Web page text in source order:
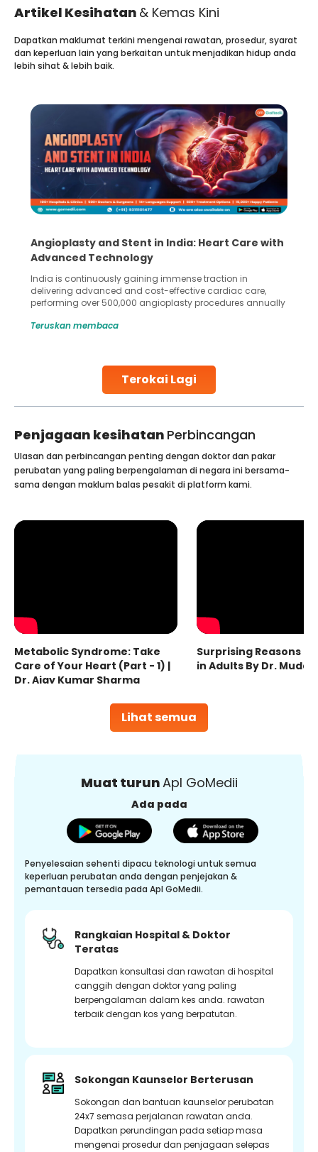
Artikel Kesihatan & Kemas Kini
Terokai Lagi
Dapatkan maklumat terkini mengenai rawatan, prosedur, syarat
dan keperluan lain yang berkaitan untuk menjadikan hidup anda
lebih sihat & lebih baik.
in India: Heart Care with
immense traction in
cost-effective cardiac care,
angioplasty procedures annually
like angioplasty and
5 Essential Steps for
Human sperm collection
in advanced reproductive
Fertilization (IVF) and
collected, they process the
Penjagaan kesihatan Perbincangan
Lihat semua
Ulasan dan perbincangan penting dengan doktor dan pakar
perubatan yang paling berpengalaman di negara ini bersama-
sama dengan maklum balas pesakit di platform kami.
Metabolic Syndrome: Take
Care of Your Heart (Part - 1) |
Dr. Ajay Kumar Sharma
Surprising Reasons
in Adults By Dr.
Muat turunApl GoMedii
Ada pada
Penyelesaian sehenti dipacu teknologi untuk semua
keperluan perubatan anda dengan penjejakan &
pemantauan tersedia pada Apl GoMedii.
Rangkaian Hospital & Doktor
Teratas
Dapatkan konsultasi dan rawatan di hospital
canggih dengan doktor yang paling
berpengalaman dalam kes anda. rawatan
terbaik dengan kos yang berpatutan.
Sokongan Kaunselor Berterusan
Sokongan dan bantuan kaunselor perubatan
24x7 semasa perjalanan rawatan anda.
Dapatkan perundingan pada setiap masa
mengenai prosedur dan penjagaan selepas